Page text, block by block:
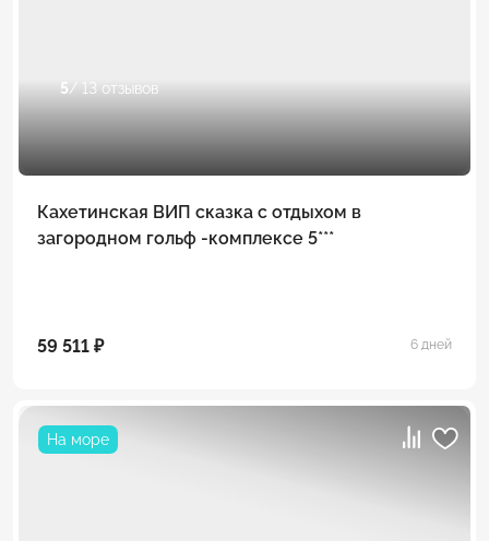
5/ 13 отзывов
Кахетинская ВИП сказка с отдыхом в
загородном гольф -комплексе 5***
59 511 ₽ 6 дней
На море